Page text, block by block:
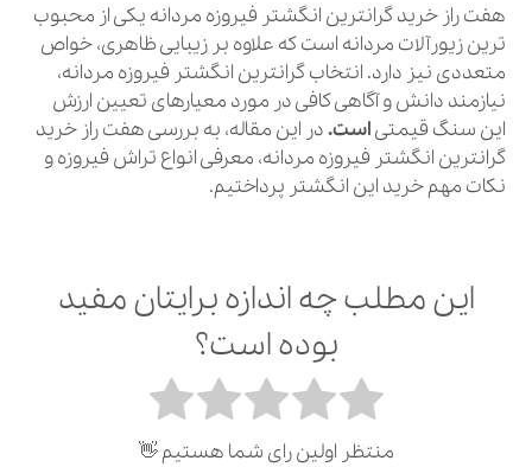
هفت راز خرید گرانترین انگشتر فیروزه مردانه یکی از محبوب
ترین زیورآلات مردانه است که علاوه بر زیبایی ظاهری، خواص
متعددی نیز دارد. انتخاب گرانترین انگشتر فیروزه مردانه،
نیازمند دانش و آگاهی کافی در مورد معیارهای تعیین ارزش
این سنگ قیمتیاست.در این مقاله، به بررسی هفت راز خرید
گرانترین انگشتر فیروزه مردانه، معرفی انواع تراش فیروزه و
نکات مهم خرید این انگشتر پرداختیم.
این مطلب چه اندازه برایتان مفید
بوده است؟
منتظر اولین رای شما هستیم 👋